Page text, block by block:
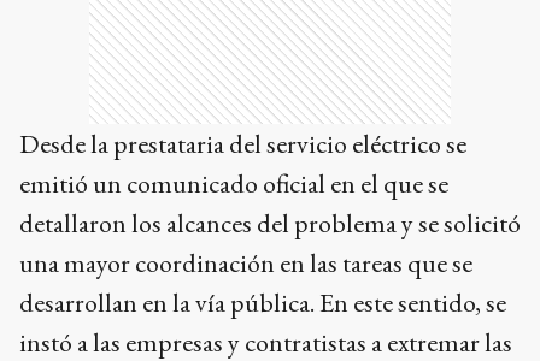
Desde la prestataria del servicio eléctrico se
emitió un comunicado oficial en el que se
detallaron los alcances del problema y se solicitó
una mayor coordinación en las tareas que se
desarrollan en la vía pública. En este sentido, se
instó a las empresas y contratistas a extremar las